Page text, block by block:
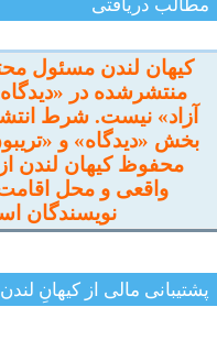
مطالب دریافتی
کیهان لندن مسئول
منتشرشده در
آزاد» نیست. شرط
بخش «دیدگاه» و
محفوظ کیهان لندن
واقعی و محل
نویسندگان
پشتیبانی مالی از کیهانِ لندن